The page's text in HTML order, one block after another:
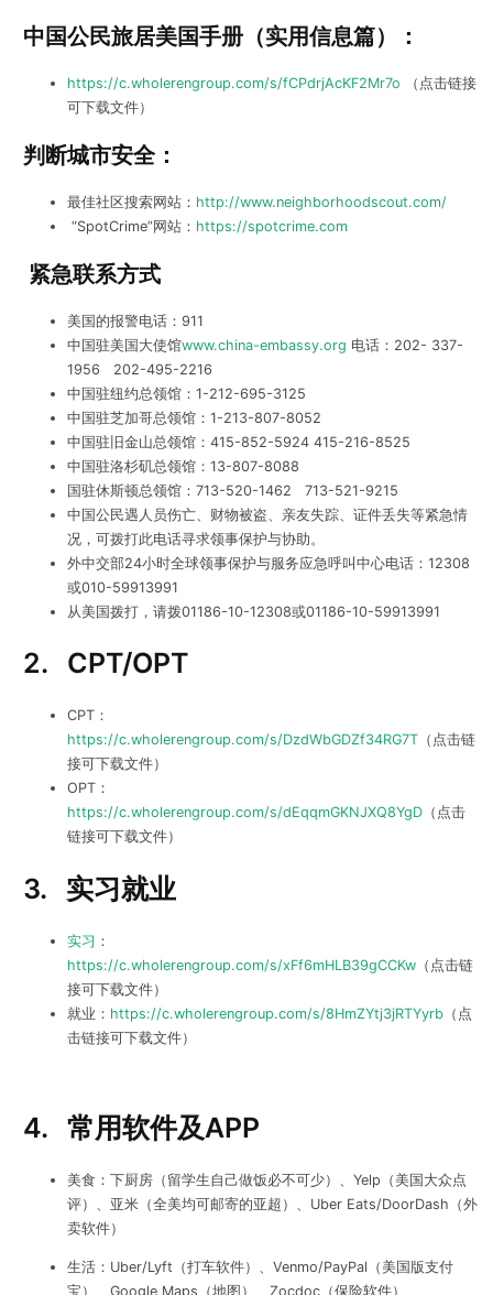
中国公民旅居美国手册（实用信息篇）：
https://c.wholerengroup.com/s/fCPdrjAcKF2Mr7o （点击链接
可下载文件）
判断城市安全：
最佳社区搜索网站： http://www.neighborhoodscout.com/
“SpotCrime”网站： https://spotcrime.com
紧急联系方式
美国的报警电话：911
中国驻美国大使馆www.china-embassy.org 电话：202- 337-
1956 202-495-2216
中国驻纽约总领馆：1-212-695-3125
中国驻芝加哥总领馆：1-213-807-8052
中国驻旧金山总领馆：415-852-5924 415-216-8525
中国驻洛杉矶总领馆：13-807-8088
国驻休斯顿总领馆：713-520-1462
713-521-9215
中国公民遇人员伤亡、财物被盗、亲友失踪、证件丢失等紧急情
况，可拨打此电话寻求领事保护与协助。
外中交部24小时全球领事保护与服务应急呼叫中心电话：12308
或010-59913991
从美国拨打，请拨01186-10-12308或01186-10-59913991
2. CPT/OPT
CPT：
https://c.wholerengroup.com/s/DzdWbGDZf34RG7T（点击链
接可下载文件）
OPT：
https://c.wholerengroup.com/s/dEqqmGKNJXQ8YgD（点击
链接可下载文件）
3. 实习就业
实习 ：
https://c.wholerengroup.com/s/xFf6mHLB39gCCKw（点击链
接可下载文件）
就业： https://c.wholerengroup.com/s/8HmZYtj3jRTYyrb（点
击链接可下载文件）
4. 常用软件及APP
美食：下厨房（留学生自己做饭必不可少）、Yelp（美国大众点
评）、亚米（全美均可邮寄的亚超）、Uber Eats/DoorDash（外
卖软件）
生活：Uber/Lyft（打车软件）、Venmo/PayPal（美国版支付
宝）、Google Maps（地图）、Zocdoc（保险软件）、